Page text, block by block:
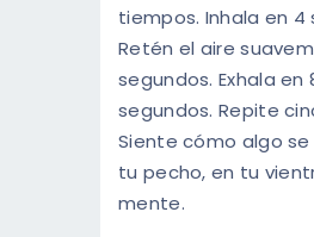
tiempos. Inhala en 4
Retén el aire
segundos. Exhala en
segundos. Repite
Siente cómo algo
tu pecho, en tu
mente.